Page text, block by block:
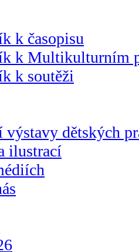
k časopisu
k Multikulturním
k soutěži
výstavy dětských
ilustrací